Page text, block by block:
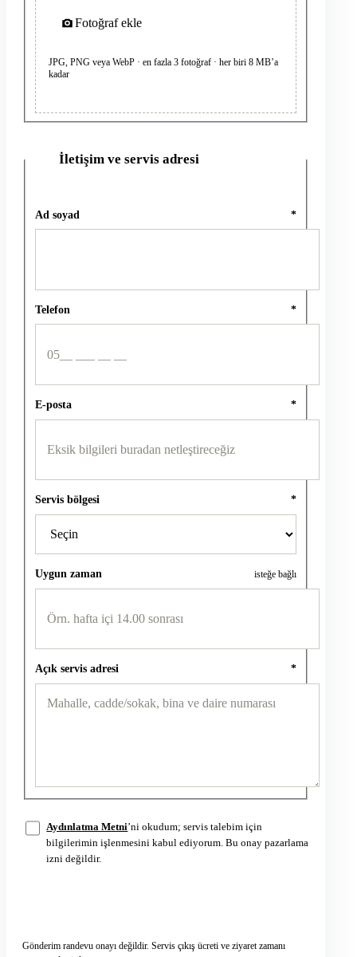
Fotoğraf ekle
JPG, PNG veya WebP · en fazla 3 fotoğraf · her biri 8 MB’a
kadar
İletişim ve servis adresi
Ad soyad *
Telefon *
E-posta *
Servis bölgesi *
Uygun zaman isteğe bağlı
Açık servis adresi *
Aydınlatma Metni’ni okudum; servis talebim için
bilgilerimin işlenmesini kabul ediyorum. Bu onay pazarlama
izni değildir.
Gönderim randevu onayı değildir. Servis çıkış ücreti ve ziyaret zamanı